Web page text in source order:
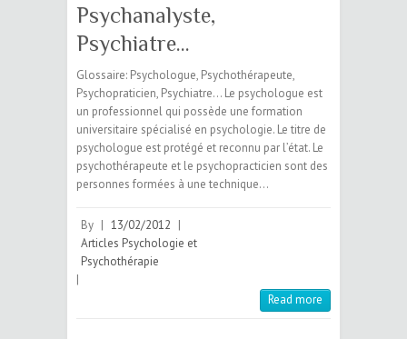
Psychanalyste,
Psychiatre…
Glossaire: Psychologue, Psychothérapeute,
Psychopraticien, Psychiatre… Le psychologue est
un professionnel qui possède une formation
universitaire spécialisé en psychologie. Le titre de
psychologue est protégé et reconnu par l’état. Le
psychothérapeute et le psychopracticien sont des
personnes formées à une technique…
By | 13/02/2012 |
Articles Psychologie et
Psychothérapie
|
Read more